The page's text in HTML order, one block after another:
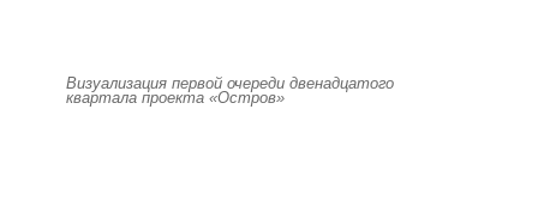
Визуализация первой очереди двенадцатого
квартала проекта «Остров»